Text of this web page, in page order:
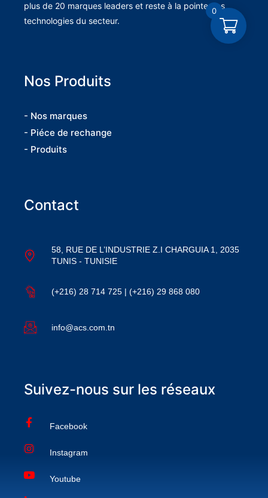
plus de 20 marques leaders et reste à la pointe des
technologies du secteur.
Nos Produits
- Nos marques
- Piéce de rechange
- Produits
Contact
58, RUE DE L’INDUSTRIE Z.I CHARGUIA 1, 2035
TUNIS - TUNISIE
(+216) 28 714 725 | (+216) 29 868 080
info@acs.com.tn
Suivez-nous sur les réseaux
Facebook
Instagram
Youtube
0